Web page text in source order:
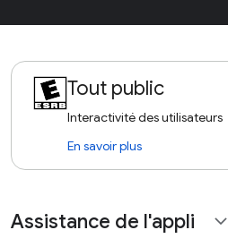
Tout public
Interactivité des utilisateurs
En savoir plus
Assistance de l'appli expand_more